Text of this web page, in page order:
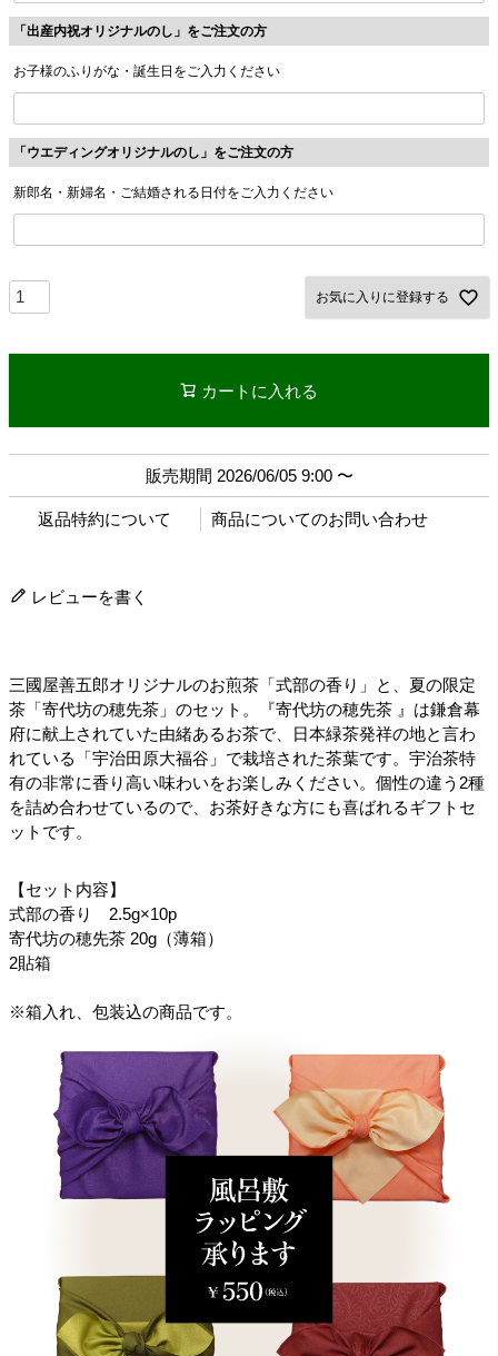
「出産内祝オリジナルのし」をご注文の方
お子様のふりがな・誕生日をご入力ください
「ウエディングオリジナルのし」をご注文の方
新郎名・新婦名・ご結婚される日付をご入力ください
お気に入りに登録する
カートに入れる
販売期間 2026/06/05 9:00 〜
返品特約について 商品についてのお問い合わせ
レビューを書く
三國屋善五郎オリジナルのお煎茶「式部の香り」と、夏の限定
茶「寄代坊の穂先茶」のセット。『寄代坊の穂先茶 』は鎌倉幕
府に献上されていた由緒あるお茶で、日本緑茶発祥の地と言わ
れている「宇治田原大福谷」で栽培された茶葉です。宇治茶特
有の非常に香り高い味わいをお楽しみください。個性の違う2種
を詰め合わせているので、お茶好きな方にも喜ばれるギフトセ
ットです。
【セット内容】
式部の香り 2.5g×10p
寄代坊の穂先茶 20g（薄箱）
2貼箱
※箱入れ、包装込の商品です。